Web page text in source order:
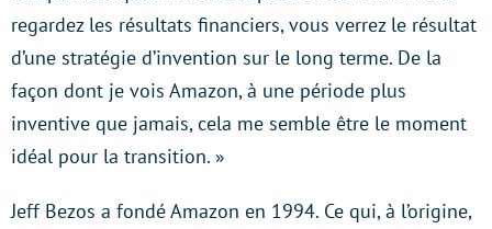
regardez les résultats financiers, vous verrez le résultat
d’une stratégie d’invention sur le long terme. De la
façon dont je vois Amazon, à une période plus
inventive que jamais, cela me semble être le moment
idéal pour la transition. »
Jeff Bezos a fondé Amazon en 1994. Ce qui, à l’origine,